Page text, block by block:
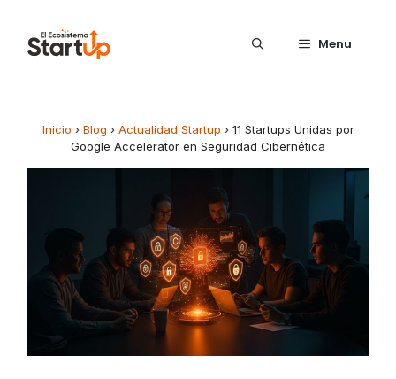
Menu
Inicio › Blog › Actualidad Startup › 11 Startups Unidas por
Google Accelerator en Seguridad Cibernética